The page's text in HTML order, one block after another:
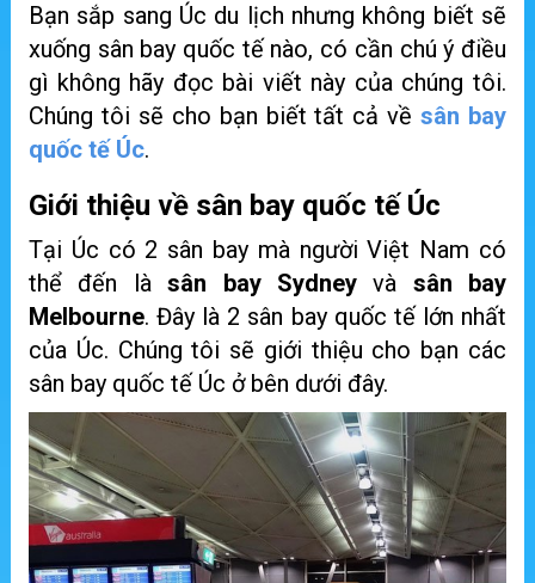
Bạn sắp sang Úc du lịch nhưng không biết sẽ
xuống sân bay quốc tế nào, có cần chú ý điều
gì không hãy đọc bài viết này của chúng tôi.
Chúng tôi sẽ cho bạn biết tất cả vềsân bay
quốc tế Úc.
Giới thiệu về sân bay quốc tế Úc
Tại Úc có 2 sân bay mà người Việt Nam có
thể đến làsân bay Sydneyvà sân bay
Melbourne. Đây là 2 sân bay quốc tế lớn nhất
của Úc. Chúng tôi sẽ giới thiệu cho bạn các
sân bay quốc tế Úc ở bên dưới đây.